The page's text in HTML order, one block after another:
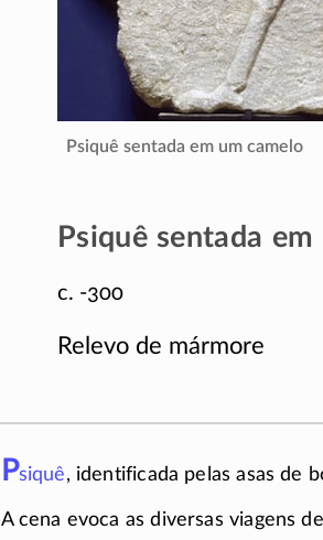
Psiquê sentada em um camelo
Psiquê sentada
c. -300
Relevo de mármore
Psiquê, identificada pelas asas de
A cena evoca as diversas viagens de